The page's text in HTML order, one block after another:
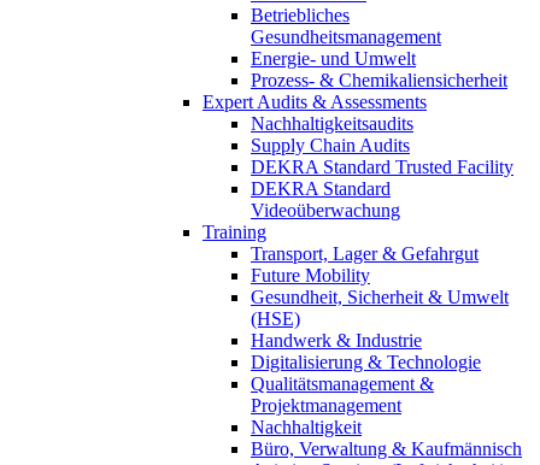
Betriebliches
Gesundheitsmanagement
Energie- und Umwelt
Prozess- & Chemikaliensicherheit
Expert Audits & Assessments
Nachhaltigkeitsaudits
Supply Chain Audits
DEKRA Standard Trusted Facility
DEKRA Standard
Videoüberwachung
Training
Transport, Lager & Gefahrgut
Future Mobility
Gesundheit, Sicherheit & Umwelt
(HSE)
Handwerk & Industrie
Digitalisierung & Technologie
Qualitätsmanagement &
Projektmanagement
Nachhaltigkeit
Büro, Verwaltung & Kaufmännisch